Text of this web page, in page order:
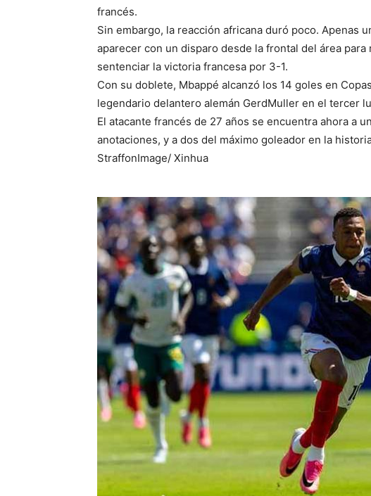
francés.
Sin embargo, la reacción africana duró poco. Apenas
aparecer con un disparo desde la frontal del área
sentenciar la victoria francesa por 3-1.
Con su doblete, Mbappé alcanzó los 14 goles en
legendario delantero alemán GerdMuller en el tercer
El atacante francés de 27 años se encuentra ahora a
anotaciones, y a dos del máximo goleador en la
StraffonImage/ Xinhua